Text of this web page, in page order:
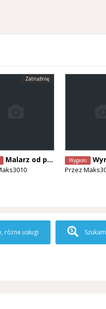
Zatrudnię
Malarz od poniedziałku Wygasło
Przez
różne usługi